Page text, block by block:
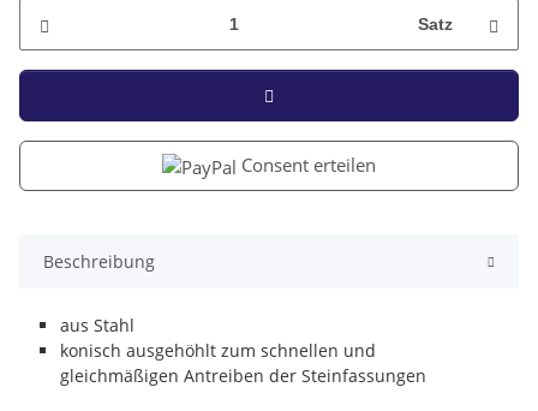
Satz
Consent erteilen
Beschreibung
aus Stahl
konisch ausgehöhlt zum schnellen und
gleichmäßigen Antreiben der Steinfassungen